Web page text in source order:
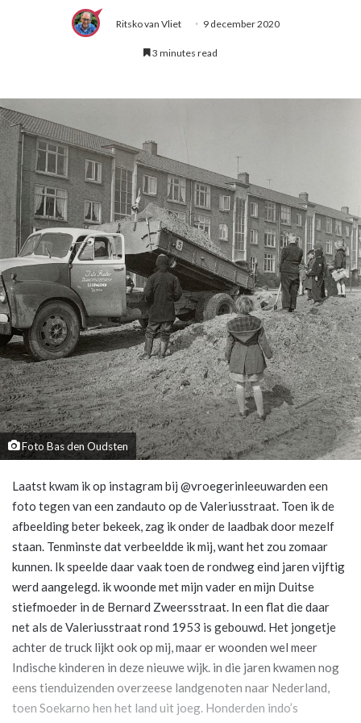
Ritsko van Vliet 9 december 2020
3 minutes read
Foto Bas den Oudsten
Laatst kwam ik op instagram bij @vroegerinleeuwarden een
foto tegen van een zandauto op de Valeriusstraat. Toen ik de
afbeelding beter bekeek, zag ik onder de laadbak door mezelf
staan. Tenminste dat verbeeldde ik mij, want het zou zomaar
kunnen. Ik speelde daar vaak toen de rondweg eind jaren vijftig
werd aangelegd. ik woonde met mijn vader en mijn Duitse
stiefmoeder in de Bernard Zweersstraat. In een flat die daar
net als de Valeriusstraat rond 1953 is gebouwd. Het jongetje
achter de truck lijkt ook op mij, maar er woonden wel meer
Indische kinderen in deze nieuwe wijk. in die jaren kwamen nog
eens tienduizenden overzeese landgenoten naar Nederland,
toen Soekarno hen het land uit joeg. Honderden indo’s